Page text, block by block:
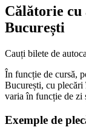
Călătorie
București
Cauți bilete de
În funcție de cursă,
București, cu plecări
varia în funcție de zi
Exemple de